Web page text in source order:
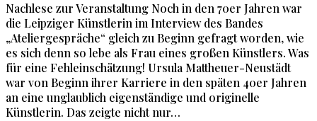
Nachlese zur Veranstaltung Noch in den 70er Jahren war
die Leipziger Künstlerin im Interview des Bandes
„Ateliergespräche“ gleich zu Beginn gefragt worden, wie
es sich denn so lebe als Frau eines großen Künstlers. Was
für eine Fehleinschätzung! Ursula Mattheuer-Neustädt
war von Beginn ihrer Karriere in den späten 40er Jahren
an eine unglaublich eigenständige und originelle
Künstlerin. Das zeigte nicht nur…